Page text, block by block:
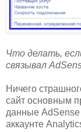
Что делать,
связывал
Ничего
сайт основным
данные AdSense
аккаунте